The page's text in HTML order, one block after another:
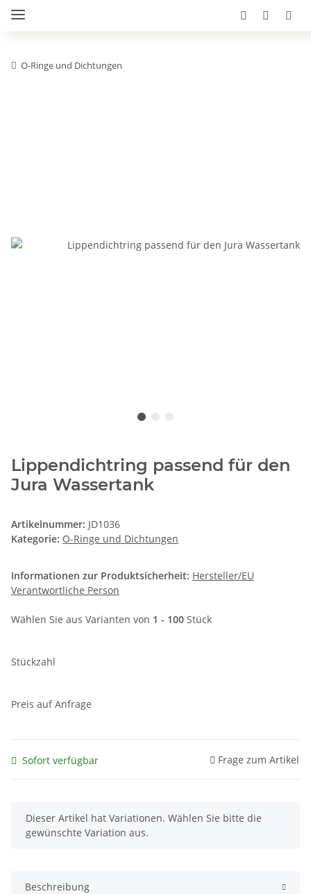
O-Ringe und Dichtungen
Lippendichtring passend für den
Jura Wassertank
Artikelnummer: JD1036
Kategorie: O-Ringe und Dichtungen
Informationen zur Produktsicherheit: Hersteller/EU
Verantwortliche Person
Wählen Sie aus Varianten von 1 - 100 Stück
Stückzahl
Preis auf Anfrage
Sofort verfügbar Frage zum Artikel
x
Dieser Artikel hat Variationen. Wählen Sie bitte die
gewünschte Variation aus.
Beschreibung